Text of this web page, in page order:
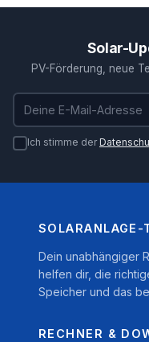
Solar-
PV-Förderung, neue
E-Mail-Adresse
Ich stimme der
SOLARANLAGE-
Dein unabhängiger
helfen dir, die
Speicher und das
RECHNER &